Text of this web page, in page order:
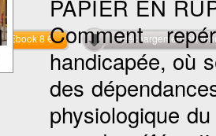
l'Ebook 8 € Téléchargement
PAPIER EN
Comment
handicapée, où
des
physiologique